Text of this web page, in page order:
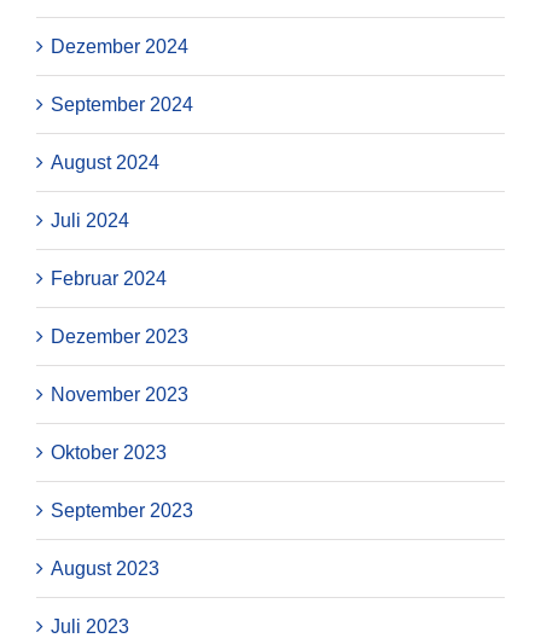
Dezember 2024
September 2024
August 2024
Juli 2024
Februar 2024
Dezember 2023
November 2023
Oktober 2023
September 2023
August 2023
Juli 2023